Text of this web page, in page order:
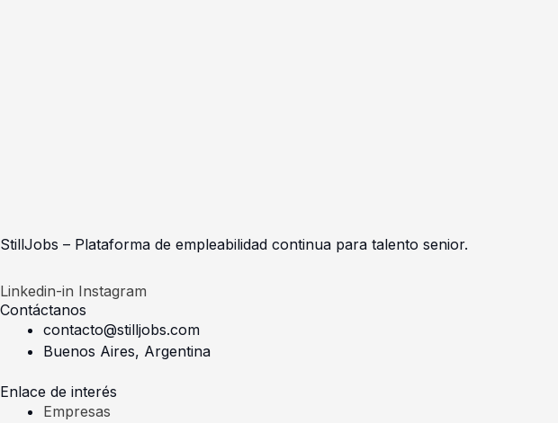
StillJobs – Plataforma de empleabilidad continua para talento senior.
Linkedin-in Instagram
Contáctanos
contacto@stilljobs.com
Buenos Aires, Argentina
Enlace de interés
Empresas